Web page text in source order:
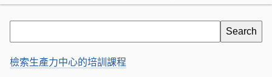
檢索生產力中心的培訓課程